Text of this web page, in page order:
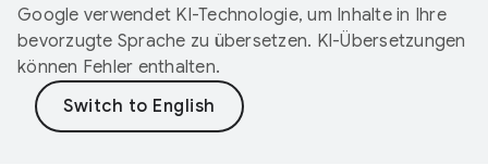
Google verwendet KI-Technologie, um Inhalte in Ihre
bevorzugte Sprache zu übersetzen. KI-Übersetzungen
können Fehler enthalten.